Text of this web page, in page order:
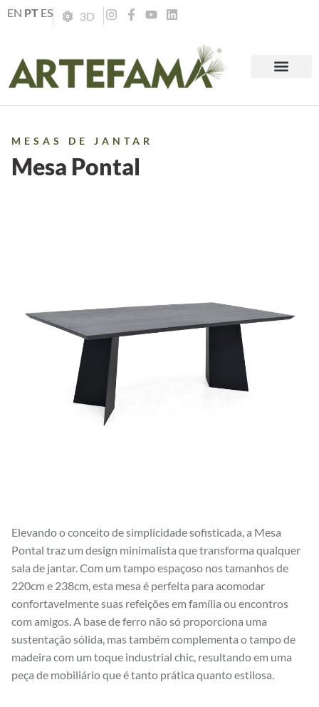
EN PT ES 3D
MESAS DE JANTAR
Mesa Pontal
Elevando o conceito de simplicidade sofisticada, a Mesa
Pontal traz um design minimalista que transforma qualquer
sala de jantar. Com um tampo espaçoso nos tamanhos de
220cm e 238cm, esta mesa é perfeita para acomodar
confortavelmente suas refeições em família ou encontros
com amigos. A base de ferro não só proporciona uma
sustentação sólida, mas também complementa o tampo de
madeira com um toque industrial chic, resultando em uma
peça de mobiliário que é tanto prática quanto estilosa.